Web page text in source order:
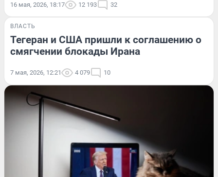
16 мая, 2026, 18:17 12 193 32
ВЛАСТЬ
Тегеран и США пришли к соглашению о
смягчении блокады Ирана
7 мая, 2026, 12:21 4 079 10